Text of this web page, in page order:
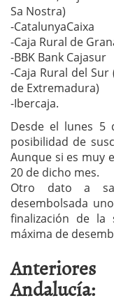
Sa Nostra)
-CatalunyaCaixa
-Caja Rural de
-BBK Bank Cajasur
-Caja Rural del
de Extremadura)
-Ibercaja.
Desde el lunes 5
posibilidad de
Aunque si es muy
20 de dicho mes.
Otro dato a
desembolsada
finalización de la
máxima de
Anteriores
Andalucía: